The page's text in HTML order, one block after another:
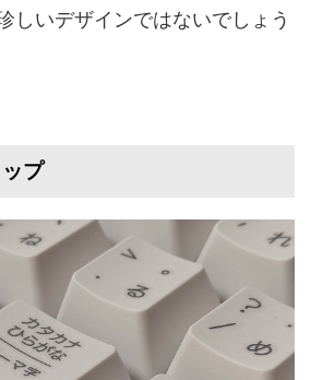
しいデザインではないでしょう
プ